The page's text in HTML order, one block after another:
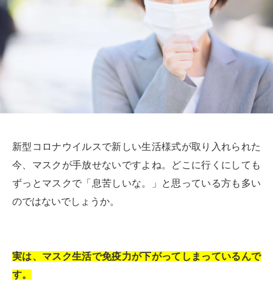
新型コロナウイルスで新しい生活様式が取り入れられた
今、マスクが手放せないですよね。どこに行くにしても
ずっとマスクで「息苦しいな。」と思っている方も多い
のではないでしょうか。
実は、マスク生活で免疫力が下がってしまっているんで
す。